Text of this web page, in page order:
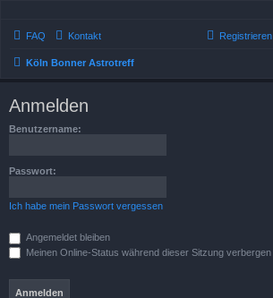
FAQ Kontakt Registrieren
Köln Bonner Astrotreff
Anmelden
Benutzername:
Passwort:
Ich habe mein Passwort vergessen
Angemeldet bleiben
Meinen Online-Status während dieser Sitzung verbergen